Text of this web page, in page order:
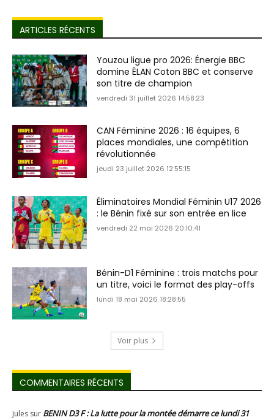
ARTICLES RÉCENTS
Youzou ligue pro 2026: Énergie BBC
domine ÉLAN Coton BBC et conserve
son titre de champion
vendredi 31 juillet 2026 14:58:23
CAN Féminine 2026 : 16 équipes, 6
places mondiales, une compétition
révolutionnée
jeudi 23 juillet 2026 12:55:15
Éliminatoires Mondial Féminin U17 2026
: le Bénin fixé sur son entrée en lice
vendredi 22 mai 2026 20:10:41
Bénin-D1 Féminine : trois matchs pour
un titre, voici le format des play-offs
lundi 18 mai 2026 18:28:55
Voir plus
COMMENTAIRES RÉCENTS
Jules sur BENIN D3 F : La lutte pour la montée démarre ce lundi 31